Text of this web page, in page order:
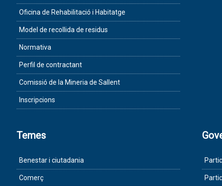
Oficina de Rehabilitació i Habitatge
Model de recollida de residus
Normativa
Perfil de contractant
Comissió de la Mineria de Sallent
Inscripcions
Temes
Benestar i ciutadania
Comerç